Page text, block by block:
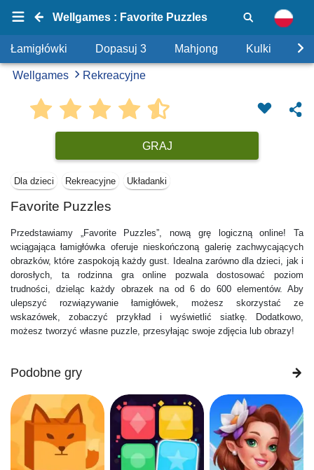
Wellgames : Favorite Puzzles
Łamigłówki Dopasuj 3 Mahjong Kulki
Wellgames Rekreacyjne
GRAJ
Dla dzieci Rekreacyjne Układanki
Favorite Puzzles
Przedstawiamy „Favorite Puzzles”, nową grę logiczną online! Ta
wciągająca łamigłówka oferuje nieskończoną galerię zachwycających
obrazków, które zaspokoją każdy gust. Idealna zarówno dla dzieci, jak i
dorosłych, ta rodzinna gra online pozwala dostosować poziom
trudności, dzieląc każdy obrazek na od 6 do 600 elementów. Aby
ulepszyć rozwiązywanie łamigłówek, możesz skorzystać ze
wskazówek, zobaczyć przykład i wyświetlić siatkę. Dodatkowo,
możesz tworzyć własne puzzle, przesyłając swoje zdjęcia lub obrazy!
Podobne gry